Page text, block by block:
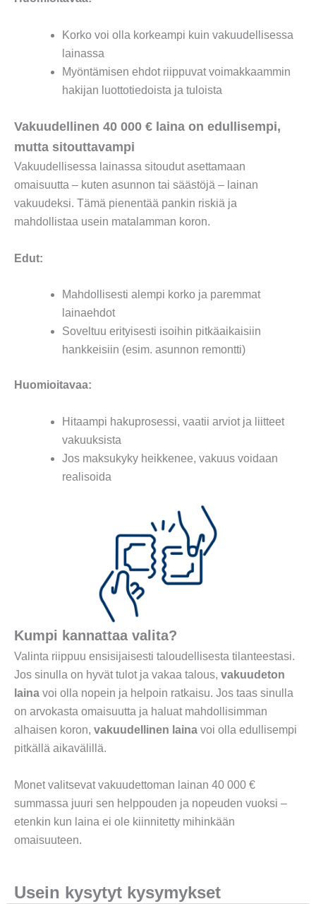
Korko voi olla korkeampi kuin vakuudellisessa
lainassa
Myöntämisen ehdot riippuvat voimakkaammin
hakijan luottotiedoista ja tuloista
Vakuudellinen 40 000 € laina on edullisempi,
mutta sitouttavampi
Vakuudellisessa lainassa sitoudut asettamaan
omaisuutta – kuten asunnon tai säästöjä – lainan
vakuudeksi. Tämä pienentää pankin riskiä ja
mahdollistaa usein matalamman koron.
Edut:
Mahdollisesti alempi korko ja paremmat
lainaehdot
Soveltuu erityisesti isoihin pitkäaikaisiin
hankkeisiin (esim. asunnon remontti)
Huomioitavaa:
Hitaampi hakuprosessi, vaatii arviot ja liitteet
vakuuksista
Jos maksukyky heikkenee, vakuus voidaan
realisoida
Kumpi kannattaa valita?
Valinta riippuu ensisijaisesti taloudellisesta tilanteestasi.
Jos sinulla on hyvät tulot ja vakaa talous, vakuudeton
laina voi olla nopein ja helpoin ratkaisu. Jos taas sinulla
on arvokasta omaisuutta ja haluat mahdollisimman
alhaisen koron, vakuudellinen laina voi olla edullisempi
pitkällä aikavälillä.
Monet valitsevat vakuudettoman lainan 40 000 €
summassa juuri sen helppouden ja nopeuden vuoksi –
etenkin kun laina ei ole kiinnitetty mihinkään
omaisuuteen.
Usein kysytyt kysymykset